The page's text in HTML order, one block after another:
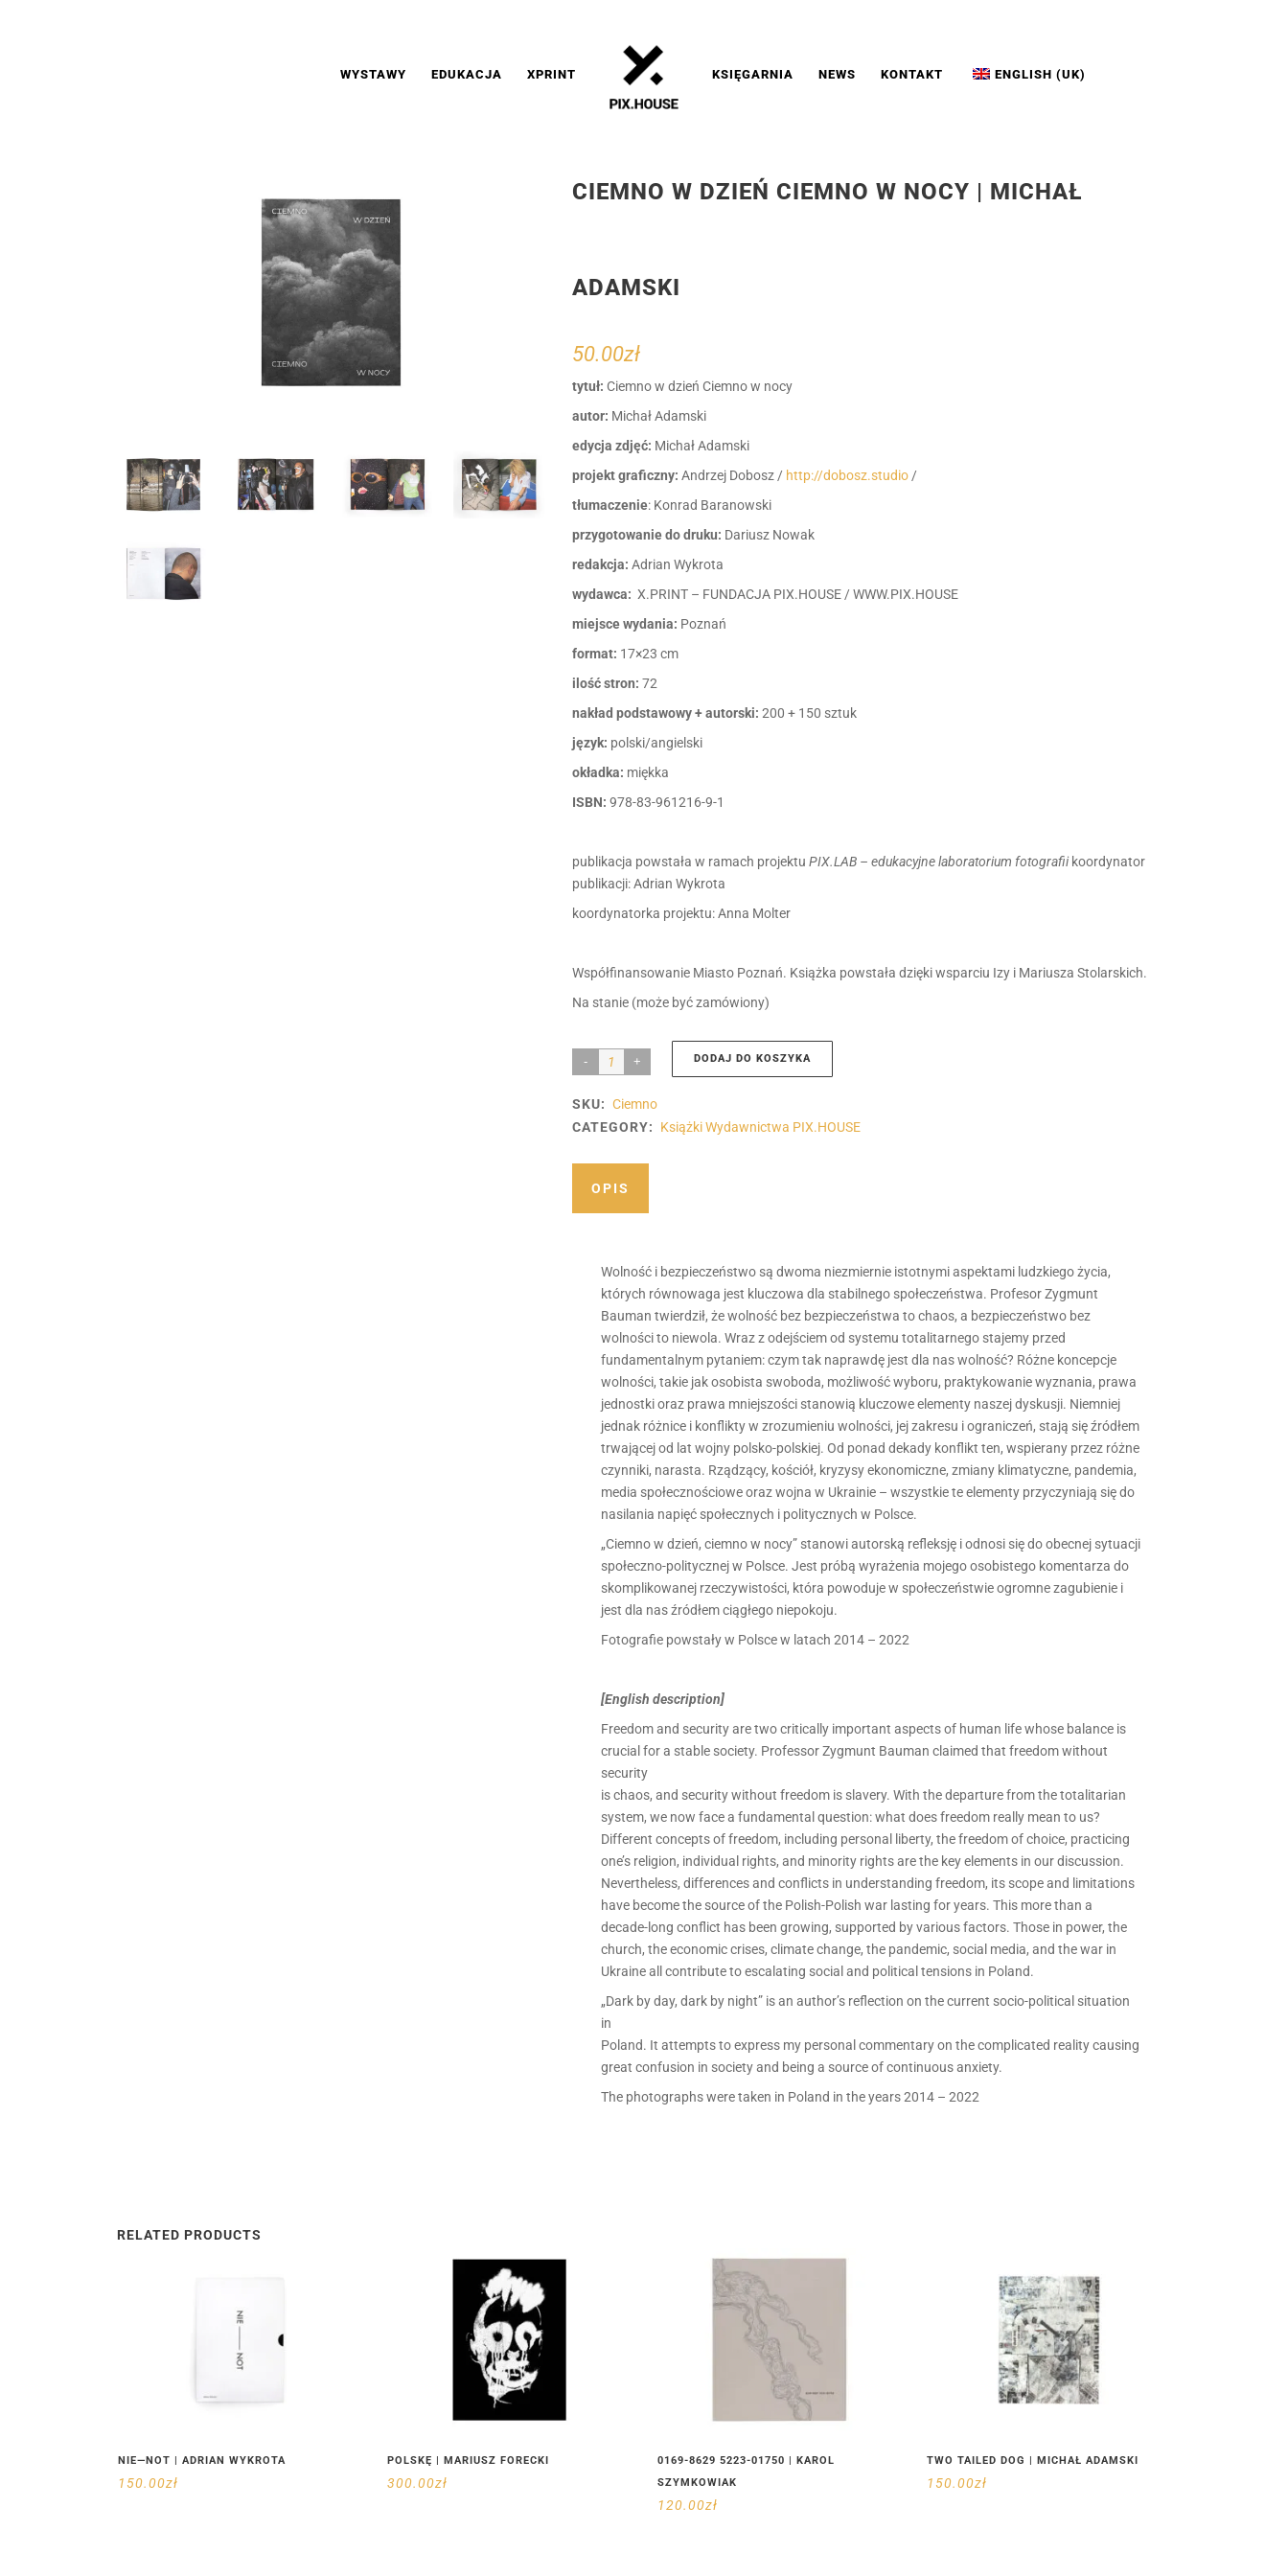
WYSTAWY EDUKACJA XPRINT KSIĘGARNIA NEWS KONTAKT ENGLISH (UK)
CIEMNO W DZIEŃ CIEMNO W NOCY | MICHAŁ
ADAMSKI
50.00zł
tytuł: Ciemno w dzień Ciemno w nocy
autor: Michał Adamski
edycja zdjęć: Michał Adamski
projekt graficzny: Andrzej Dobosz / http://dobosz.studio /
tłumaczenie: Konrad Baranowski
przygotowanie do druku: Dariusz Nowak
redakcja: Adrian Wykrota
wydawca: X.PRINT – FUNDACJA PIX.HOUSE / WWW.PIX.HOUSE
miejsce wydania: Poznań
format: 17×23 cm
ilość stron: 72
nakład podstawowy + autorski: 200 + 150 sztuk
język: polski/angielski
okładka: miękka
ISBN: 978-83-961216-9-1
publikacja powstała w ramach projektu PIX.LAB – edukacyjne laboratorium fotografiikoordynator
publikacji: Adrian Wykrota
koordynatorka projektu: Anna Molter
Współfinansowanie Miasto Poznań. Książka powstała dzięki wsparciu Izy i Mariusza Stolarskich.
Na stanie (może być zamówiony)
Ciemno
dzień
w
nocy
Adamski
quantity
DODAJ DO KOSZYKA
SKU: Ciemno
CATEGORY:
Książki Wydawnictwa PIX.HOUSE
OPIS
Wolność i bezpieczeństwo są dwoma niezmiernie istotnymi aspektami ludzkiego życia,
których równowaga jest kluczowa dla stabilnego społeczeństwa. Profesor Zygmunt
Bauman twierdził, że wolność bez bezpieczeństwa to chaos, a bezpieczeństwo bez
wolności to niewola. Wraz z odejściem od systemu totalitarnego stajemy przed
fundamentalnym pytaniem: czym tak naprawdę jest dla nas wolność? Różne koncepcje
wolności, takie jak osobista swoboda, możliwość wyboru, praktykowanie wyznania, prawa
jednostki oraz prawa mniejszości stanowią kluczowe elementy naszej dyskusji. Niemniej
jednak różnice i konflikty w zrozumieniu wolności, jej zakresu i ograniczeń, stają się źródłem
trwającej od lat wojny polsko-polskiej. Od ponad dekady konflikt ten, wspierany przez różne
czynniki, narasta. Rządzący, kościół, kryzysy ekonomiczne, zmiany klimatyczne, pandemia,
media społecznościowe oraz wojna w Ukrainie – wszystkie te elementy przyczyniają się do
nasilania napięć społecznych i politycznych w Polsce.
„Ciemno w dzień, ciemno w nocy” stanowi autorską refleksję i odnosi się do obecnej sytuacji
społeczno-politycznej w Polsce. Jest próbą wyrażenia mojego osobistego komentarza do
skomplikowanej rzeczywistości, która powoduje w społeczeństwie ogromne zagubienie i
jest dla nas źródłem ciągłego niepokoju.
Fotografie powstały w Polsce w latach 2014 – 2022
[English description]
Freedom and security are two critically important aspects of human life whose balance is
crucial for a stable society. Professor Zygmunt Bauman claimed that freedom without
security
is chaos, and security without freedom is slavery. With the departure from the totalitarian
system, we now face a fundamental question: what does freedom really mean to us?
Different concepts of freedom, including personal liberty, the freedom of choice, practicing
one’s religion, individual rights, and minority rights are the key elements in our discussion.
Nevertheless, differences and conflicts in understanding freedom, its scope and limitations
have become the source of the Polish-Polish war lasting for years. This more than a
decade-long conflict has been growing, supported by various factors. Those in power, the
church, the economic crises, climate change, the pandemic, social media, and the war in
Ukraine all contribute to escalating social and political tensions in Poland.
„Dark by day, dark by night” is an author’s reflection on the current socio-political situation
in
Poland. It attempts to express my personal commentary on the complicated reality causing
great confusion in society and being a source of continuous anxiety.
The photographs were taken in Poland in the years 2014 – 2022
RELATED PRODUCTS
NIE—NOT | ADRIAN WYKROTA
150.00zł
POLSKĘ | MARIUSZ FORECKI
300.00zł
0169-8629 5223-01750 | KAROL
SZYMKOWIAK
120.00zł
TWO TAILED DOG | MICHAŁ ADAMSKI
150.00zł